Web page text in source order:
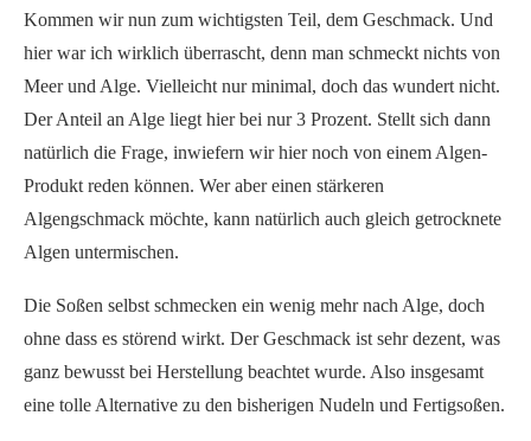
Kommen wir nun zum wichtigsten Teil, dem Geschmack. Und
hier war ich wirklich überrascht, denn man schmeckt nichts von
Meer und Alge. Vielleicht nur minimal, doch das wundert nicht.
Der Anteil an Alge liegt hier bei nur 3 Prozent. Stellt sich dann
natürlich die Frage, inwiefern wir hier noch von einem Algen-
Produkt reden können. Wer aber einen stärkeren
Algengschmack möchte, kann natürlich auch gleich getrocknete
Algen untermischen.
Die Soßen selbst schmecken ein wenig mehr nach Alge, doch
ohne dass es störend wirkt. Der Geschmack ist sehr dezent, was
ganz bewusst bei Herstellung beachtet wurde. Also insgesamt
eine tolle Alternative zu den bisherigen Nudeln und Fertigsoßen.